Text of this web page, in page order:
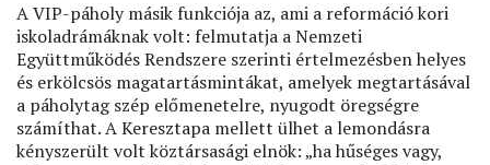
A VIP-páholy másik funkciója az, ami a reformáció kori
iskoladrámáknak volt: felmutatja a Nemzeti
Együttműködés Rendszere szerinti értelmezésben helyes
és erkölcsös magatartásmintákat, amelyek megtartásával
a páholytag szép előmenetelre, nyugodt öregségre
számíthat. A Keresztapa mellett ülhet a lemondásra
kényszerült volt köztársasági elnök: „ha hűséges vagy,